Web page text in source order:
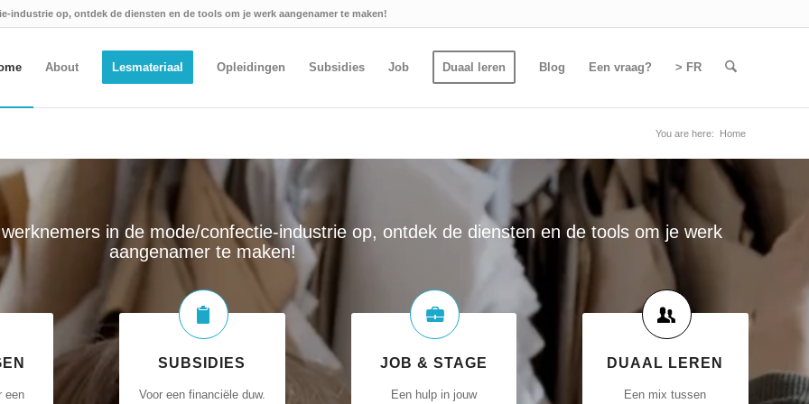
industrie op, ontdek de diensten en de tools om je werk aangenamer te maken!
About Lesmateriaal Opleidingen Subsidies Job Duaal leren Blog Een vraag? > FR
You are here: Home
in de mode/confectie-industrie op, ontdek de diensten en de tools om je werk
aangenamer te maken!
een
SUBSIDIES
Voor een financiële duw.
JOB & STAGE
Een hulp in jouw
DUAAL LEREN
Een mix tussen